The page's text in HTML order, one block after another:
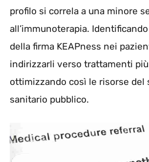
profilo si correla a una minore
all’immunoterapia.
della firma KEAPness nei
indirizzarli verso trattamenti
ottimizzando così le risorse del
sanitario pubblico.